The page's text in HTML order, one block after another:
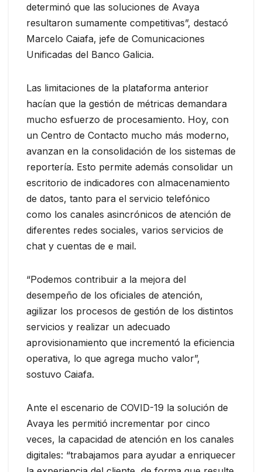
determinó que las soluciones de Avaya
resultaron sumamente competitivas”, destacó
Marcelo Caiafa, jefe de Comunicaciones
Unificadas del Banco Galicia.
Las limitaciones de la plataforma anterior
hacían que la gestión de métricas demandara
mucho esfuerzo de procesamiento. Hoy, con
un Centro de Contacto mucho más moderno,
avanzan en la consolidación de los sistemas de
reportería. Esto permite además consolidar un
escritorio de indicadores con almacenamiento
de datos, tanto para el servicio telefónico
como los canales asincrónicos de atención de
diferentes redes sociales, varios servicios de
chat y cuentas de e mail.
“Podemos contribuir a la mejora del
desempeño de los oficiales de atención,
agilizar los procesos de gestión de los distintos
servicios y realizar un adecuado
aprovisionamiento que incrementó la eficiencia
operativa, lo que agrega mucho valor”,
sostuvo Caiafa.
Ante el escenario de COVID-19 la solución de
Avaya les permitió incrementar por cinco
veces, la capacidad de atención en los canales
digitales: “trabajamos para ayudar a enriquecer